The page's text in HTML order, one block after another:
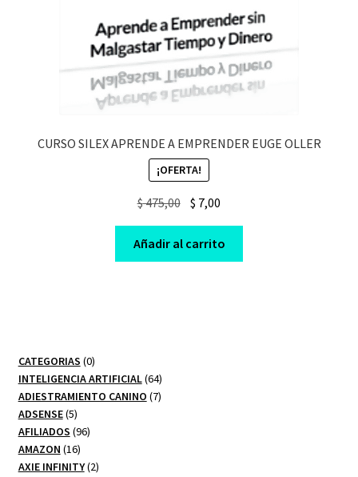
CURSO SILEX APRENDE A EMPRENDER EUGE OLLER
¡OFERTA!
$475,00 Original
price
was:
$ 475,00.
$ 7,00
price
is:
$ 7,00.
Añadir al carrito
CATEGORIAS 00
productos
INTELIGENCIA ARTIFICIAL 6464
productos
ADIESTRAMIENTO CANINO 77
ADSENSE 55
productos
AFILIADOS 9696
AMAZON 1616
productos
AXIE INFINITY 22